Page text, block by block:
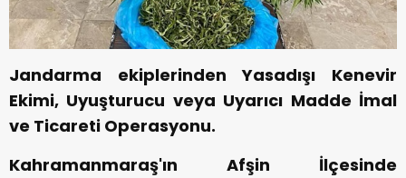
Jandarma ekiplerinden Yasadışı Kenevir
Ekimi, Uyuşturucu veya Uyarıcı Madde İmal
ve Ticareti Operasyonu.
Kahramanmaraş'ın Afşin İlçesinde